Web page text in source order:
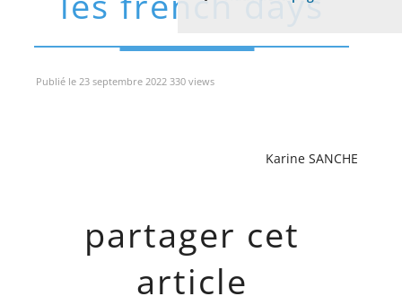
Publié le 23 septembre 2022 330 views
Karine SANCHE
partager cet
article